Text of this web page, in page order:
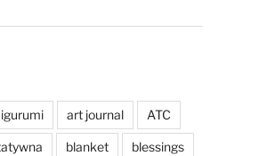
art journal ATC
blanket blessings